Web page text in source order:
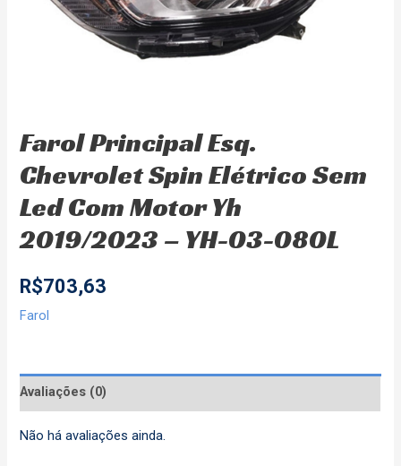
Farol Principal Esq.
Chevrolet Spin Elétrico Sem
Led Com Motor Yh
2019/2023 – YH-03-080L
R$703,63
Farol
Avaliações (0)
Não há avaliações ainda.